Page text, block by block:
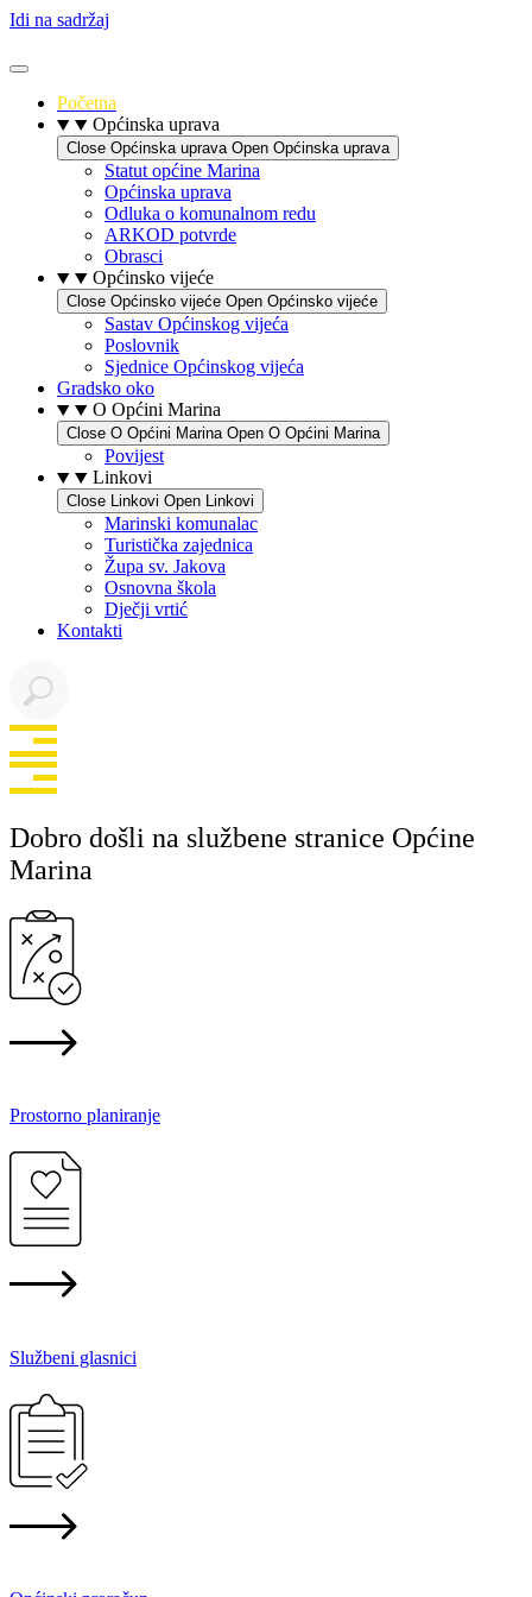
Idi na sadržaj
Početna
Općinska uprava
Close Općinska uprava Open Općinska uprava
Statut općine Marina
Općinska uprava
Odluka o komunalnom redu
ARKOD potvrde
Obrasci
Općinsko vijeće
Close Općinsko vijeće Open Općinsko vijeće
Sastav Općinskog vijeća
Poslovnik
Sjednice Općinskog vijeća
Gradsko oko
O Općini Marina
Close O Općini Marina Open O Općini Marina
Povijest
Linkovi
Close Linkovi Open Linkovi
Marinski komunalac
Turistička zajednica
Župa sv. Jakova
Osnovna škola
Dječji vrtić
Kontakti
Dobro došli na službene stranice Općine
Marina
Prostorno planiranje
Službeni glasnici